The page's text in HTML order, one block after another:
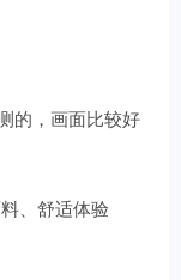
的，画面比较好
、舒适体验